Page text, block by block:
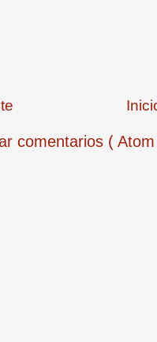
comentarios (